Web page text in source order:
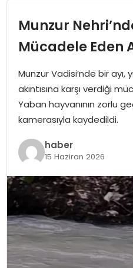
YAŞAM
SAĞLIK
SOSYAL HABER
Munzur
Mücadele Eden
Munzur Vadisi’nde bir ayı,
akıntısına karşı verdiği
Yaban hayvanının zorlu
kamerasıyla kaydedildi.
haber
15 Haziran 2026